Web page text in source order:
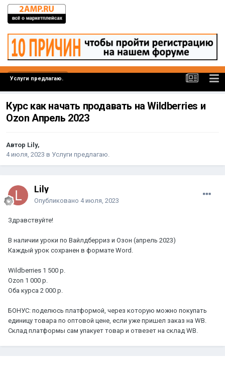
Услуги предлагаю.
Курс как начать продавать на Wildberries и
Ozon Апрель 2023
Автор Lily,
4 июля, 2023 в Услуги предлагаю.
Lily
Опубликовано 4 июля, 2023
Здравствуйте!
В наличии уроки по Вайлдберриз и Озон (апрель 2023)
Каждый урок сохранен в формате Word.
Wildberries 1 500 р.
Ozon 1 000 р.
Оба курса 2 000 р.
БОНУС: поделюсь платформой, через которую можно покупать
единицу товара по оптовой цене, если уже пришел заказ на WB.
Склад платформы сам упакует товар и отвезет на склад WB.